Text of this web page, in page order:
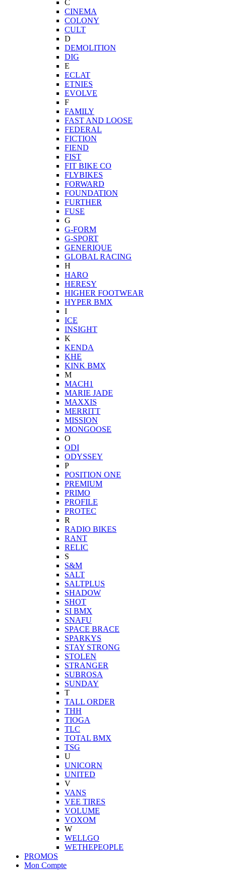
C
CINEMA
COLONY
CULT
D
DEMOLITION
DIG
E
ECLAT
ETNIES
EVOLVE
F
FAMILY
FAST AND LOOSE
FEDERAL
FICTION
FIEND
FIST
FIT BIKE CO
FLYBIKES
FORWARD
FOUNDATION
FURTHER
FUSE
G
G-FORM
G-SPORT
GENERIQUE
GLOBAL RACING
H
HARO
HERESY
HIGHER FOOTWEAR
HYPER BMX
I
ICE
INSIGHT
K
KENDA
KHE
KINK BMX
M
MACH1
MARIE JADE
MAXXIS
MERRITT
MISSION
MONGOOSE
O
ODI
ODYSSEY
P
POSITION ONE
PREMIUM
PRIMO
PROFILE
PROTEC
R
RADIO BIKES
RANT
RELIC
S
S&M
SALT
SALTPLUS
SHADOW
SHOT
SI BMX
SNAFU
SPACE BRACE
SPARKYS
STAY STRONG
STOLEN
STRANGER
SUBROSA
SUNDAY
T
TALL ORDER
THH
TIOGA
TLC
TOTAL BMX
TSG
U
UNICORN
UNITED
V
VANS
VEE TIRES
VOLUME
VOXOM
W
WELLGO
WETHEPEOPLE
PROMOS
Mon Compte